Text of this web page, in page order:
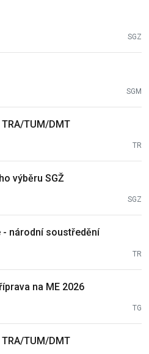
SGZ
SGM
TUM/DMT
TR
výběru SGŽ
SGZ
- národní soustředění
TR
na ME 2026
TG
TUM/DMT